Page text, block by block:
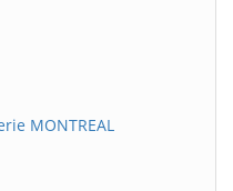
MONTREAL